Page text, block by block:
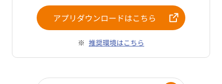
アプリダウンロードはこちら
推奨環境はこちら